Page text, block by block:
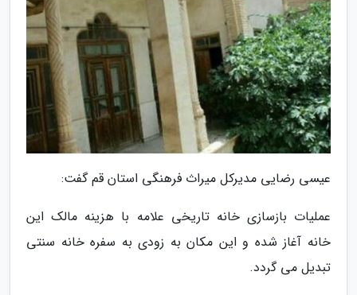
عیسی رضایی مدیرکل میراث فرهنگی استان قم گفت:
عملیات بازسازی خانه تاریخی علامه با هزینه مالک این
خانه آغاز شده و این مکان به زودی به سفره خانه سنتی
تبدیل می گردد.